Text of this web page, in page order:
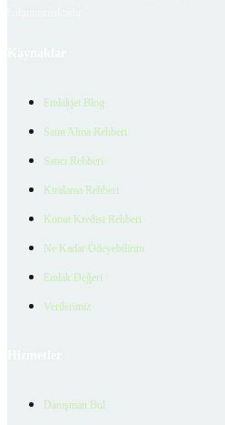
Emlakjet Blog
Satın Alma Rehberi
Satıcı Rehberi
Kiralama Rehberi
Konut Kredisi Rehberi
Ne Kadar Ödeyebilirim
Emlak Değeri
Verilerimiz
Danışman Bul